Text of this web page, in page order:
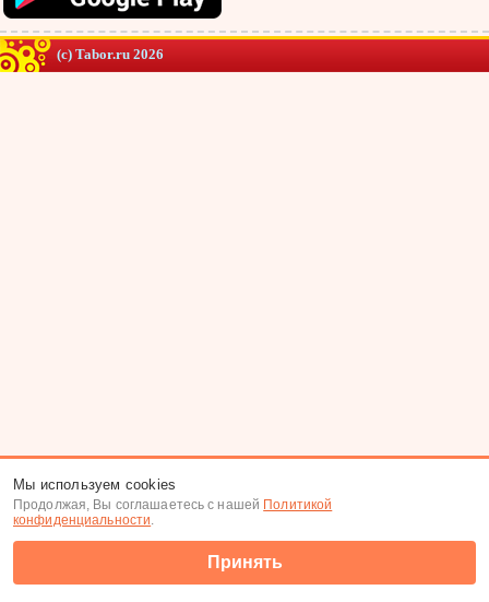
(c) Tabor.ru 2026
Мы используем cookies
Продолжая, Вы соглашаетесь с нашей Политикой
конфиденциальности.
Принять